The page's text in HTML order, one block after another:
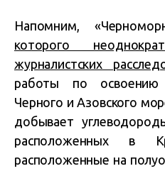
Напомним,
которого
журналистских
работы по освоению
Черного и Азовского
добывает
расположенных в
расположенные на